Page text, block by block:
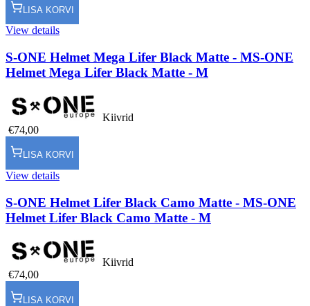
LISA KORVI
View details
S-ONE Helmet Mega Lifer Black Matte - MS-ONE
Helmet Mega Lifer Black Matte - M
Kiivrid
€74,00
LISA KORVI
View details
S-ONE Helmet Lifer Black Camo Matte - MS-ONE
Helmet Lifer Black Camo Matte - M
Kiivrid
€74,00
LISA KORVI